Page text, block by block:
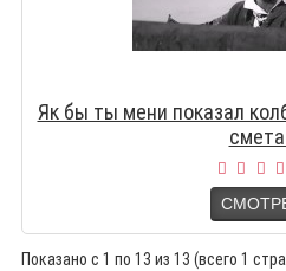
Як бы ты мени показал
Показано с 1 по 13 из 13 (всего 1